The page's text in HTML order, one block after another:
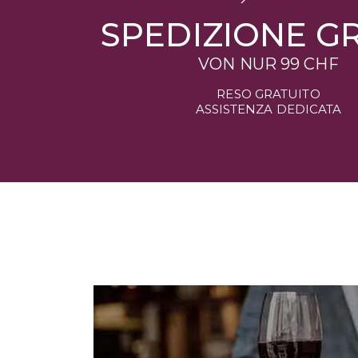
SPEDIZIONE
VON NUR99 CHF
RESO GRATUITO
ASSISTENZA DEDICATA